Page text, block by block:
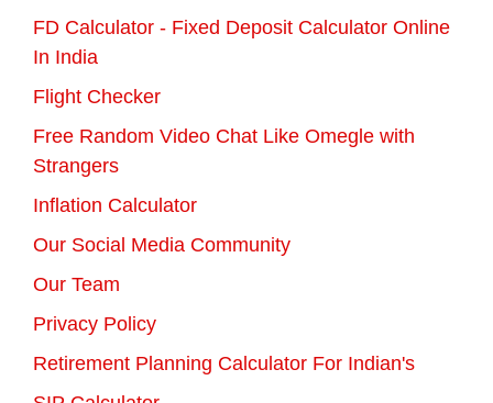
FD Calculator - Fixed Deposit Calculator Online
In India
Flight Checker
Free Random Video Chat Like Omegle with
Strangers
Inflation Calculator
Our Social Media Community
Our Team
Privacy Policy
Retirement Planning Calculator For Indian's